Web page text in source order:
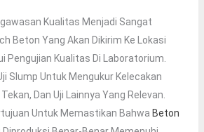
Kualitas Menjadi Sangat
Beton Yang Akan Dikirim Ke Lokasi
Pengujian Kualitas Di Laboratorium.
Slump Untuk Mengukur Kelecakan
Dan Uji Lainnya Yang Relevan.
Untuk Memastikan Bahwa Beton